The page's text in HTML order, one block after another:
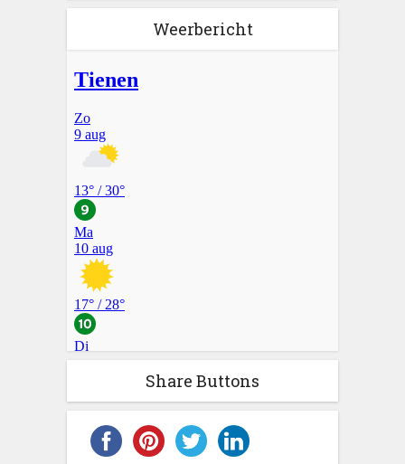
Weerbericht
Share Buttons